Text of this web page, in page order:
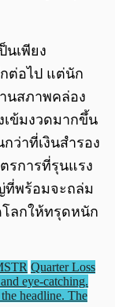
นเพียง
ต่อไป แต่นัก
นสภาพคล่อง
เข้มงวดมากขึ้น
ว่าที่เงินสำรอง
รการที่รุนแรง
ที่พร้อมจะถล่ม
ลกให้ทรุดหนัก
Quarter Loss
eye-catching.
headline. The